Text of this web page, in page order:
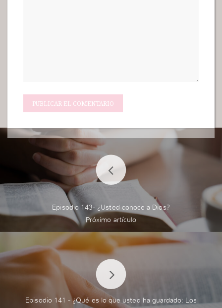
Episodio 143- ¿Usted conoce a Dios?
Episodio 141 - ¿Qué es lo que usted ha guardado: Los